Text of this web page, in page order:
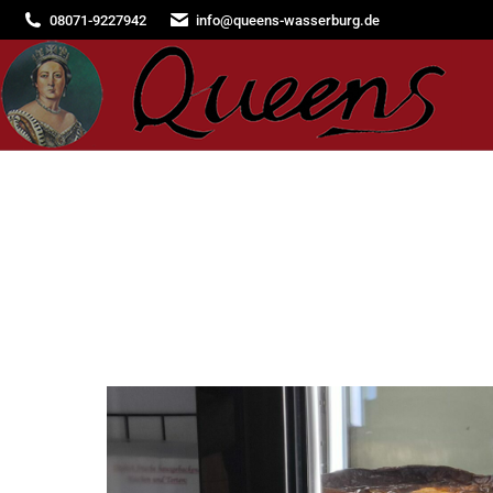
08071-9227942 info@queens-wasserburg.de